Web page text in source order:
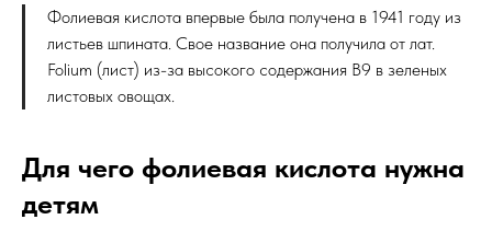
Фолиевая кислота впервые была получена в 1941 году из
листьев шпината. Свое название она получила от лат.
Folium (лист) из-за высокого содержания В9 в зеленых
листовых овощах.
Для чего фолиевая кислота нужна
детям